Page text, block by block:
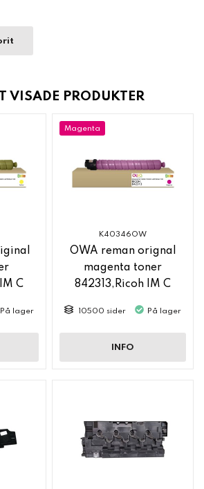
VISADE PRODUKTER
C
På lager
Magenta
K40346OW
OWA reman orignal
magenta toner
842313,Ricoh IM C
10500 sider På lager
INFO